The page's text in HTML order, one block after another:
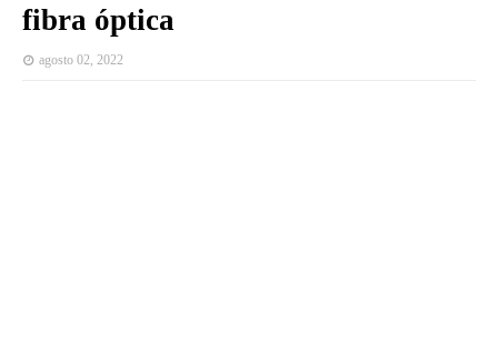
fibra óptica
agosto 02, 2022